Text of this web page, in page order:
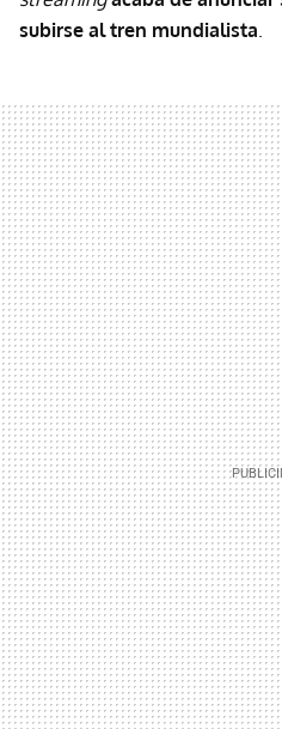
subirse al tren mundialista.